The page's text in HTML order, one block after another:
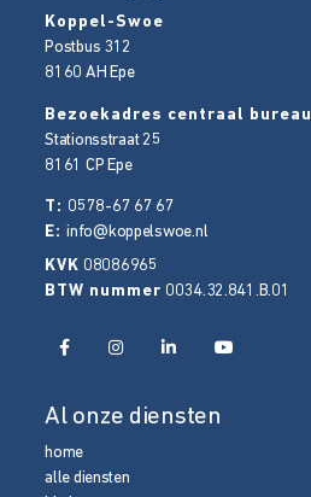
Koppel-Swoe
Postbus 312
8160 AH Epe
Bezoekadres centraal bureau
Stationsstraat 25
8161 CP Epe
T: 0578-67 67 67
E:info@koppelswoe.nl
KVK 08086965
BTW nummer 0034.32.841.B.01
Al onze diensten
home
alle diensten